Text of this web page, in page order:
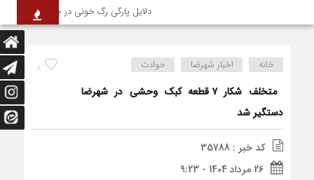
دلایل پارگی رگ خونی در چشم/ چه موقع
8 خانه اخبار شهرضا حوادث
متخلف شکار ۷ قطعه کبک وحشی در شهرضا
دستگیر شد
کد خبر : 35788
26 مرداد 1404 - 9:23